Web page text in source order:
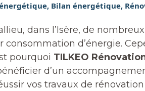
, Bilan énergétique,
dans l’Isère, de
consommation d’énergie.
pourquoi TILKEO
d’un
vos travaux de